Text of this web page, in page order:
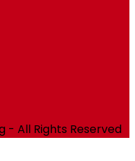
- All Rights Reserved